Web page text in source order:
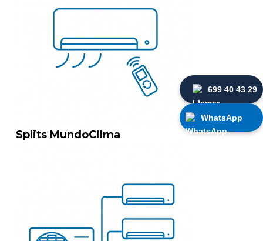
Splits MundoClima
699 40 43 29
WhatsApp